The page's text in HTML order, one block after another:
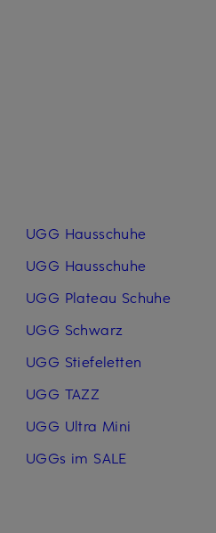
UGG Hausschuhe
UGG Hausschuhe
UGG Plateau Schuhe
UGG Schwarz
UGG Stiefeletten
UGG TAZZ
UGG Ultra Mini
UGGs im SALE